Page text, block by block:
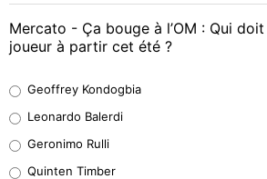
Mercato - Ça bouge à l’OM : Qui
joueur à partir cet été ?
38%
32%
Geoffrey Kondogbia
Leonardo Balerdi
Geronimo Rulli
Quinten Timber